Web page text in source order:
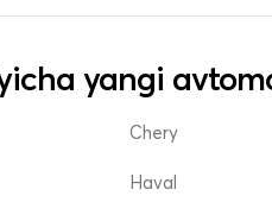
yangi
Chery
Haval